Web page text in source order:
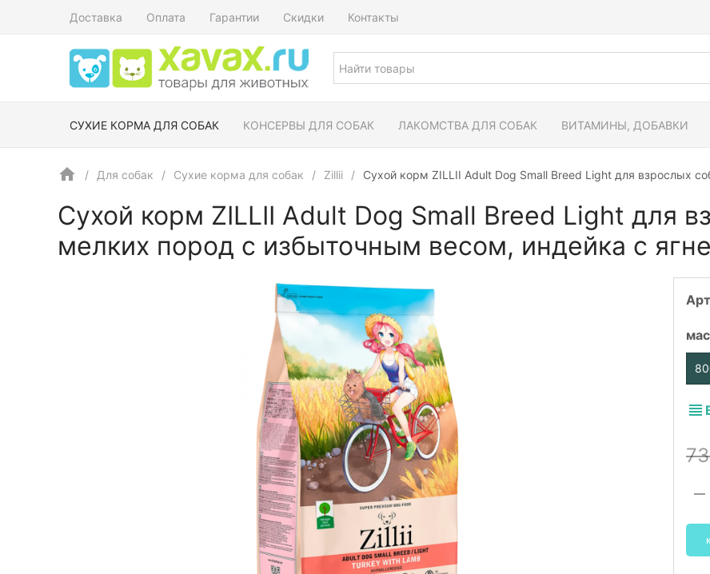
Доставка Оплата Гарантии Скидки Контакты
СУХИЕ КОРМА ДЛЯ СОБАК КОНСЕРВЫ ДЛЯ СОБАК ЛАКОМСТВА ДЛЯ СОБАК ВИТАМИНЫ, ДОБАВКИ
Для собак Сухие корма для собак Zillii Сухой корм ZILLII Adult Dog Small Breed Light для взрослых
Сухой корм ZILLII Adult Dog Small Breed Light для
мелких пород с избыточным весом, индейка с